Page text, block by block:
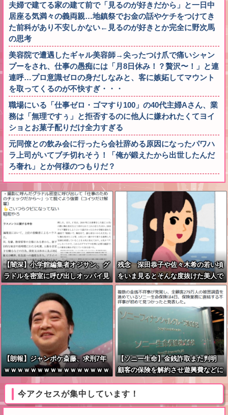
夫婦で建てる家の建て前で「見るのが好きだから」と一日中
居座る気満々の義両親…地鎮祭でお金の話やケチをつけてき
た前科があり不安しかない←見るのが好きとか完全に野次馬
の思考
美容院で遭遇したギャル美容師→尖ったつけ爪で痛いシャン
プーをされ、仕事の愚痴には「月8日休み！？贅沢〜！」と連
連呼…プロ意識ゼロの身だしなみと、客に嫉妬してマウント
を取ってくるのが不快すぎ・・・
職場にいる「仕事ゼロ・ゴマすり100」の40代主婦Aさん、業
務は「無理ですぅ」と拒否するのに他人に嫌われたくてヨイ
ショとお菓子配りだけ全力すぎる
元同僚との飲み会に行ったら会社辞める原因になったパワハ
ラ上司がいてブチ切れそう！「俺が鍛えたから出世したんだ
ろ奢れ」とか何様のつもりだ？
【闇深】小学館編集者オジサン、グ
ラドルを密室に呼び出しオッパイ見
せろと強要し脱がせるｗｗｗｗ
残念 深田恭子や佐々木希の若い頃
をいま見るとそんな度抜けた美人で
はない
【朗報】ジャンポケ斎藤、求刑7年
ｗｗｗｗｗｗｗｗｗｗｗｗｗｗｗｗ
ｗｗｗｗｗｗｗｗｗｗｗｗｗｗｗｗ
ｗｗｗｗｗｗｗｗｗ
【ソニー生命】金銭詐取また判明
顧客の保険を解約させ遊興費などに
今アクセスが集中しています！